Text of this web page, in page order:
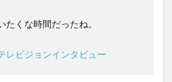
たくな時間だったね。
レビジョンインタビュー